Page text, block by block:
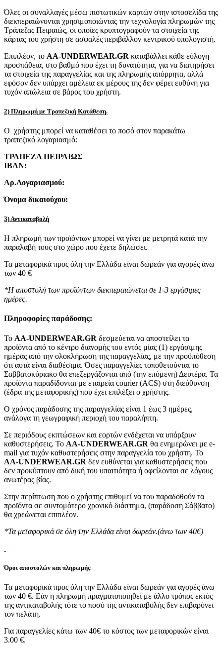
Όλες οι συναλλαγές μέσω πιστωτικών καρτών στην ιστοσελίδα της
διεκπεραιώνονται χρησιμοποιώντας την τεχνολογία πληρωμών της
Τράπεζας Πειραιώς, οι οποίες κρυπτογραφούν τα στοιχεία της
κάρτας του χρήστη σε ασφαλές περιβάλλον κεντρικού υπολογιστή.
Επιπλέον, το AA-UNDERWEAR.GR καταβάλλει κάθε εύλογη
προσπάθεια, στο βαθμό που έχει τη δυνατότητα, για να διατηρήσει
τα στοιχεία της παραγγελίας και της πληρωμής απόρρητα, αλλά
εφόσον δεν υπάρχει αμέλεια εκ μέρους της δεν φέρει ευθύνη για
τυχόν απώλεια σε βάρος του χρήστη.
2) Πληρωμή με Τραπεζική Κατάθεση.
Ο χρήστης μπορεί να καταθέσει το ποσό στον παρακάτω
τραπεζικό λογαριασμό:
ΤΡΑΠΕΖΑ ΠΕΙΡΑΙΩΣ
IBAN:
Αρ.Λογαριασμού:
Όνομα δικαιούχου:
3) Αντικαταβολή
Η πληρωμή των προϊόντων μπορεί να γίνει με μετρητά κατά την
παραλαβή τους στο χώρο που έχετε δηλώσει.
Τα μεταφορικά προς όλη την Ελλάδα είναι δωρεάν για αγορές άνω
των 40 €
*Η αποστολή των προϊόντων διεκπεραιώνεται σε 1-3 εργάσιμες
ημέρες.
Πληροφορίες παράδοσης:
To AA-UNDERWEAR.GR δεσμεύεται να αποστείλει τα
προϊόντα από το κέντρο διανομής του εντός μίας (1) εργάσιμης
ημέρας από την ολοκλήρωση της παραγγελίας, με την προϋπόθεση
ότι αυτά είναι διαθέσιμα. Όσες παραγγελίες τοποθετούνται το
Σαββατοκύριακο θα επεξεργάζονται από (την επόμενη) Δευτέρα. Τα
προϊόντα παραδίδονται με εταιρεία courier (ACS) στη διεύθυνση
(έδρα της μεταφορικής) που έχει επιλέξει ο χρήστης.
Ο χρόνος παράδοσης της παραγγελίας είναι 1 έως 3 ημέρες,
ανάλογα τη γεωγραφική περιοχή του παραλήπτη.
Σε περιόδους εκπτώσεων και εορτών ενδέχεται να υπάρξουν
καθυστερήσεις. Το AA-UNDERWEAR.GR θα ενημερώνει με e-
mail για τυχόν καθυστερήσεις στην παραγγελία του χρήστη. Το
AA-UNDERWEAR.GR δεν ευθύνεται για καθυστερήσεις που
δεν προκύπτουν από δική του υπαιτιότητα ή οφείλονται σε λόγους
ανωτέρας βίας.
Στην περίπτωση που ο χρήστης επιθυμεί να του παραδοθούν τα
προϊόντα σε συντομότερο χρονικό διάστημα, (παράδοση Σάββατο)
θα χρεώνεται επιπλέον.
*Τα μεταφορικά σε όλη την Ελλάδα είναι δωρεάν.(άνω των 40€)
Όροι αποστολών και πληρωμής
Τα μεταφορικά προς όλη την Ελλάδα είναι δωρεάν για αγορές άνω
των 40 €. Εάν η πληρωμή πραγματοποιηθεί με άλλο τρόπος εκτός
της αντικαταβολής τότε το ποσό της αντικαταβολής δεν επιβαρύνει
τον πελάτη.
Για παραγγελίες κάτω των 40€ το κόστος των μεταφορικών είναι
3.00 €.